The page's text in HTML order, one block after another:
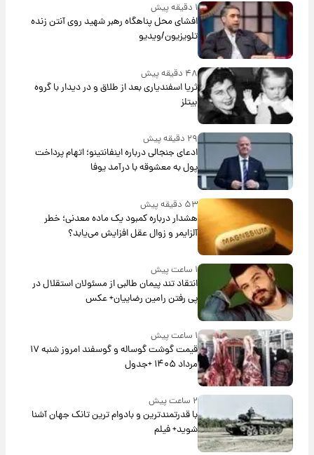
۱ دقیقه پیش
افشای محل پناهگاه‌ رهبر شهید روی آنتن زنده
تلویزیون/ویدیو
۴۸ دقیقه پیش
ثریا اسفندیاری بعد از طلاق و در دیدار با گروه
بیتلز
۲۹ دقیقه پیش
ادعای جنجالی درباره اینفانتینو؛ اتهام پرداخت
پول به معشوقه با درآمد یوفا
۵۳ دقیقه پیش
هشدار درباره کمبود یک ماده معدنی؛ خطر
آلزایمر و زوال عقل افزایش می‌یابد؟
۱ ساعت پیش
انتقاد تند پیمان طالبی از مسئولان استقلال در
پی رفتن رامین رضاییان+ عکس
۱ ساعت پیش
قیمت گوشت گوساله و گوسفند امروز شنبه ۱۷
مرداد ۱۴۰۵ +جدول
۲ ساعت پیش
با قدرتمندترین و بادوام ترین تانک جهان آشنا
شوید+ فیلم